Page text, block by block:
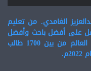
الغامدي. من تعليم
على أفضل باحث وأفضل
مشروع على مستوى العالم من بين 1700 طالب